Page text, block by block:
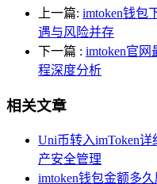
上一篇: imtoken钱包
遇与风险并存
下一篇 : imtoken官网
程深度分析
相关文章
Uni币转入imToken
产安全管理
imtoken钱包金额多